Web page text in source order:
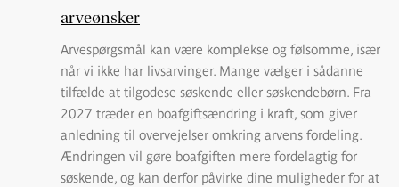
arveønsker
Arvespørgsmål kan være komplekse og følsomme, især
når vi ikke har livsarvinger. Mange vælger i sådanne
tilfælde at tilgodese søskende eller søskendebørn. Fra
2027 træder en boafgiftsændring i kraft, som giver
anledning til overvejelser omkring arvens fordeling.
Ændringen vil gøre boafgiften mere fordelagtig for
søskende, og kan derfor påvirke dine muligheder for at